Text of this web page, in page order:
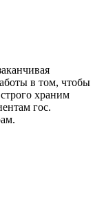
в том, чтобы
храним
гос.